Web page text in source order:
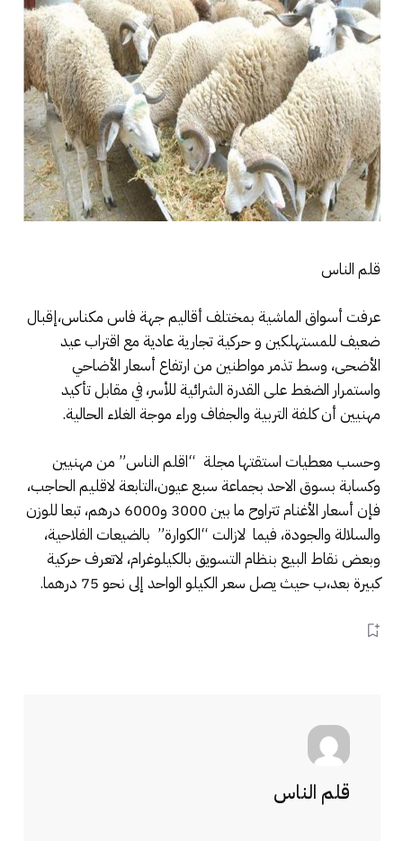
قلم الناس
عرفت أسواق الماشية بمختلف أقاليم جهة فاس مكناس،إقبال
ضعيف للمستهلكين و حركية تجارية عادية مع اقتراب عيد
الأضحى، وسط تذمر مواطنين من ارتفاع أسعار الأضاحي
واستمرار الضغط على القدرة الشرائية للأسر، في مقابل تأكيد
مهنيين أن كلفة التربية والجفاف وراء موجة الغلاء الحالية.
وحسب معطيات استقتها مجلة “اقلم الناس” من مهنيين
وكسابة بسوق الاحد بجماعة سبع عيون،التابعة لاقليم الحاجب،
فإن أسعار الأغنام تتراوح ما بين 3000 و6000 درهم، تبعا للوزن
والسلالة والجودة، فيما لازالت “الكوارة” بالضيعات الفلاحية،
وبعض نقاط البيع بنظام التسويق بالكيلوغرام، لاتعرف حركية
كبيرة بعد،ب حيث يصل سعر الكيلو الواحد إلى نحو 75 درهما.
قلم الناس